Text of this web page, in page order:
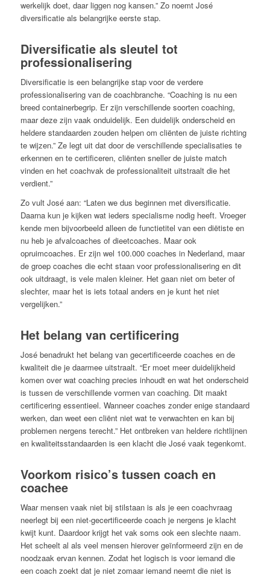
werkelijk doet, daar liggen nog kansen.” Zo noemt José
diversificatie als belangrijke eerste stap.
Diversificatie als sleutel tot
professionalisering
Diversificatie is een belangrijke stap voor de verdere
professionalisering van de coachbranche. “Coaching is nu een
breed containerbegrip. Er zijn verschillende soorten coaching,
maar deze zijn vaak onduidelijk. Een duidelijk onderscheid en
heldere standaarden zouden helpen om cliënten de juiste richting
te wijzen.” Ze legt uit dat door de verschillende specialisaties te
erkennen en te certificeren, cliënten sneller de juiste match
vinden en het coachvak de professionaliteit uitstraalt die het
verdient.”
Zo vult José aan: “Laten we dus beginnen met diversificatie.
Daarna kun je kijken wat ieders specialisme nodig heeft. Vroeger
kende men bijvoorbeeld alleen de functietitel van een diëtiste en
nu heb je afvalcoaches of dieetcoaches. Maar ook
opruimcoaches. Er zijn wel 100.000 coaches in Nederland, maar
de groep coaches die echt staan voor professionalisering en dit
ook uitdraagt, is vele malen kleiner. Het gaan niet om beter of
slechter, maar het is iets totaal anders en je kunt het niet
vergelijken.”
Het belang van certificering
José benadrukt het belang van gecertificeerde coaches en de
kwaliteit die je daarmee uitstraalt. “Er moet meer duidelijkheid
komen over wat coaching precies inhoudt en wat het onderscheid
is tussen de verschillende vormen van coaching. Dit maakt
certificering essentieel. Wanneer coaches zonder enige standaard
werken, dan weet een cliënt niet wat te verwachten en kan bij
problemen nergens terecht.” Het ontbreken van heldere richtlijnen
en kwaliteitsstandaarden is een klacht die José vaak tegenkomt.
Voorkom risico’s tussen coach en
coachee
Waar mensen vaak niet bij stilstaan is als je een coachvraag
neerlegt bij een niet-gecertificeerde coach je nergens je klacht
kwijt kunt. Daardoor krijgt het vak soms ook een slechte naam.
Het scheelt al als veel mensen hierover geïnformeerd zijn en de
noodzaak ervan kennen. Zodat het logisch is voor iemand die
een coach zoekt dat je niet zomaar iemand neemt die niet is